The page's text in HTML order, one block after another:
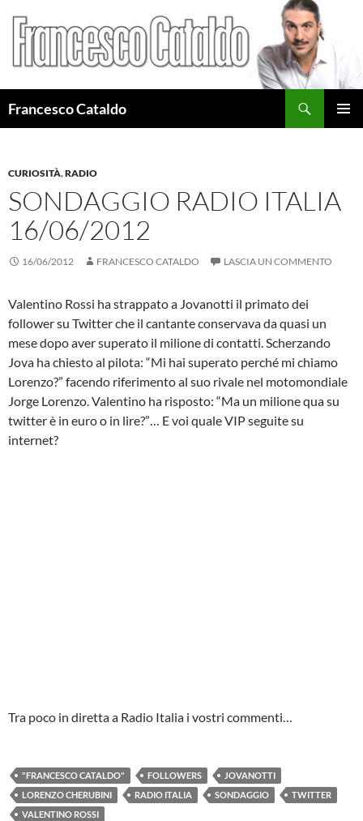
Francesco Cataldo
CURIOSITÀ,RADIO
SONDAGGIO RADIO ITALIA
16/06/2012
16/06/2012 FRANCESCO CATALDO LASCIA UN COMMENTO
Valentino Rossi ha strappato a Jovanotti il primato dei
follower su Twitter che il cantante conservava da quasi un
mese dopo aver superato il milione di contatti. Scherzando
Jova ha chiesto al pilota: “Mi hai superato perché mi chiamo
Lorenzo?” facendo riferimento al suo rivale nel motomondiale
Jorge Lorenzo. Valentino ha risposto: “Ma un milione qua su
twitter è in euro o in lire?”… E voi quale VIP seguite su
internet?
Tra poco in diretta a Radio Italia i vostri commenti…
"FRANCESCO CATALDO" FOLLOWERS
JOVANOTTI
LORENZO CHERUBINI
RADIO ITALIA SONDAGGIO
TWITTER
VALENTINO ROSSI